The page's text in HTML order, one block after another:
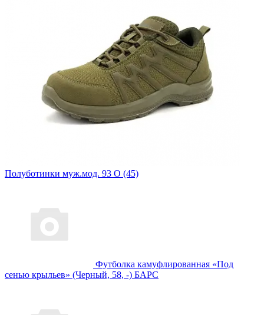
Полуботинки муж.мод. 93 О (45)
Футболка камуфлированная «Под
сенью крыльев» (Черный, 58, -) БАРС